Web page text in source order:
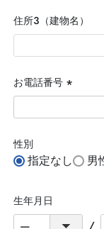
住所３（建物名）
お電話番号
(必
須)
性別
指定なし 男
生年月日